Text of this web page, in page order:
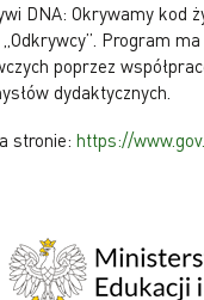
DNA: Okrywamy kod
Program
poprzez
dydaktycznych.
stronie: https://